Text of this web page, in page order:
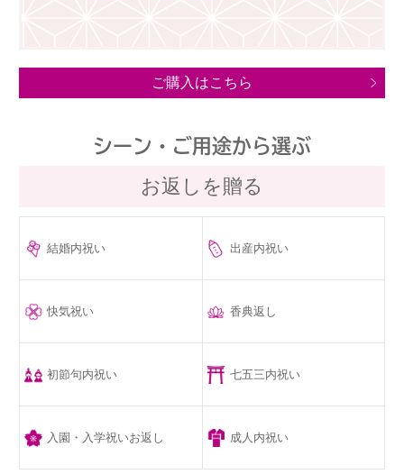
ご購入はこちら
シーン・ご用途から選ぶ
お返しを贈る
結婚内祝い 出産内祝い
快気祝い 香典返し
初節句内祝い 七五三内祝い
入園・入学祝いお返し 成人内祝い